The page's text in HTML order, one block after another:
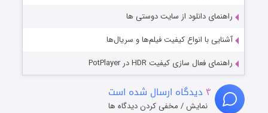
راهنمای دانلود از سایت دوستی ها
آشنایی با انواع کیفیت فیلم‌ها و سریال‌ها
راهنمای فعال سازی کیفیت HDR در PotPlayer
۴ دیدگاه ارسال شده است
نمایش / مخفی کردن دیدگاه ها